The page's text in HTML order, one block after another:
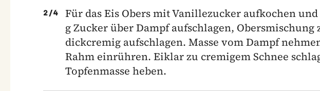
2/4
Für das Eis Obers mit Vanillezucker aufkochen
g Zucker über Dampf aufschlagen, Obersmischung
dickcremig aufschlagen. Masse vom Dampf
Rahm einrühren. Eiklar zu cremigem Schnee
Topfenmasse heben.